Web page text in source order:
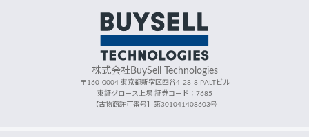
株式会社BuySell Technologies
〒160-0004 東京都新宿区四谷4-28-8 PALTビル
東証グロース上場 証券コード：7685
【古物商許可番号】第301041408603号